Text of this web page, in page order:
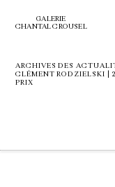
GALERIE
CHANTAL CROUSEL
ARCHIVES DES
CLÉMENT RODZIELSKI |
PRIX